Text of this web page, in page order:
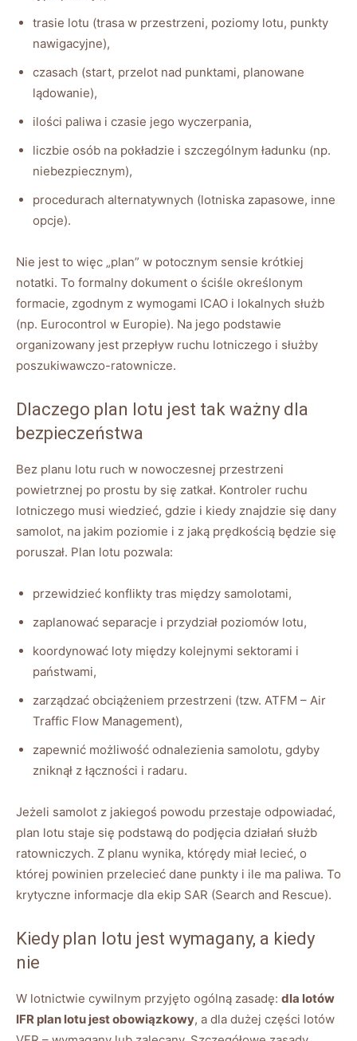
trasie lotu (trasa w przestrzeni, poziomy lotu, punkty
nawigacyjne),
czasach (start, przelot nad punktami, planowane
lądowanie),
ilości paliwa i czasie jego wyczerpania,
liczbie osób na pokładzie i szczególnym ładunku (np.
niebezpiecznym),
procedurach alternatywnych (lotniska zapasowe, inne
opcje).
Nie jest to więc „plan” w potocznym sensie krótkiej
notatki. To formalny dokument o ściśle określonym
formacie, zgodnym z wymogami ICAO i lokalnych służb
(np. Eurocontrol w Europie). Na jego podstawie
organizowany jest przepływ ruchu lotniczego i służby
poszukiwawczo-ratownicze.
Dlaczego plan lotu jest tak ważny dla
bezpieczeństwa
Bez planu lotu ruch w nowoczesnej przestrzeni
powietrznej po prostu by się zatkał. Kontroler ruchu
lotniczego musi wiedzieć, gdzie i kiedy znajdzie się dany
samolot, na jakim poziomie i z jaką prędkością będzie się
poruszał. Plan lotu pozwala:
przewidzieć konflikty tras między samolotami,
zaplanować separacje i przydział poziomów lotu,
koordynować loty między kolejnymi sektorami i
państwami,
zarządzać obciążeniem przestrzeni (tzw. ATFM – Air
Traffic Flow Management),
zapewnić możliwość odnalezienia samolotu, gdyby
zniknął z łączności i radaru.
Jeżeli samolot z jakiegoś powodu przestaje odpowiadać,
plan lotu staje się podstawą do podjęcia działań służb
ratowniczych. Z planu wynika, którędy miał lecieć, o
której powinien przelecieć dane punkty i ile ma paliwa. To
krytyczne informacje dla ekip SAR (Search and Rescue).
Kiedy plan lotu jest wymagany, a kiedy
nie
W lotnictwie cywilnym przyjęto ogólną zasadę: dla lotów
IFR plan lotu jest obowiązkowy, a dla dużej części lotów